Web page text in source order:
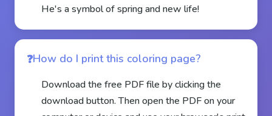
He's a symbol of spring and new life!
How do I print this coloring page?
Download the free PDF file by clicking the
download button. Then open the PDF on your